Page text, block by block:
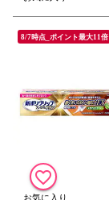
8/7時点_ポイント最大11倍